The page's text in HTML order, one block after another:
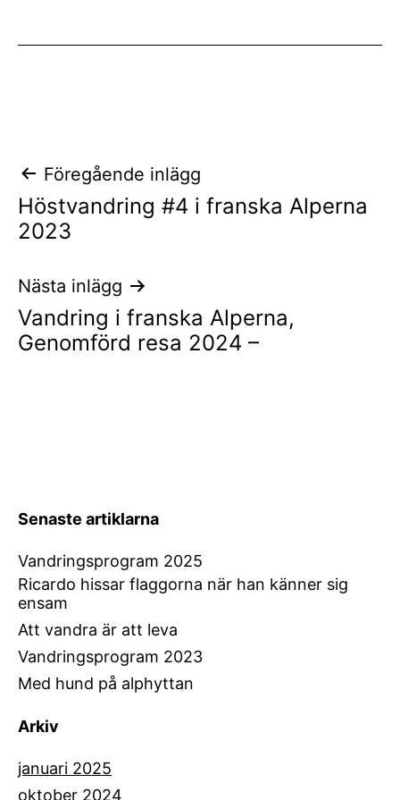
Inläggsnavigering
Föregående inlägg
Höstvandring #4 i franska Alperna
2023
Nästa inlägg
Vandring i franska Alperna,
Genomförd resa 2024 –
Senaste artiklarna
Vandringsprogram 2025
Ricardo hissar flaggorna när han känner sig
ensam
Att vandra är att leva
Vandringsprogram 2023
Med hund på alphyttan
Arkiv
januari 2025
oktober 2024